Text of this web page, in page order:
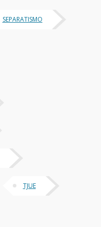
SEPARATISMO
TJUE